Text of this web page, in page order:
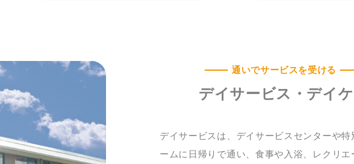
通いでサービスを受ける
デイサービス・デイ
デイサービスは、デイサービスセンターや特
ームに日帰りで通い、食事や入浴、レクリエ